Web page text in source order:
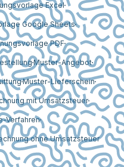
Excel
Google Sheets
PDF
Muster-Angebot
Muster-Lieferschein
mit Umsatzsteuer
Verfahren
ohne Umsatzsteuer